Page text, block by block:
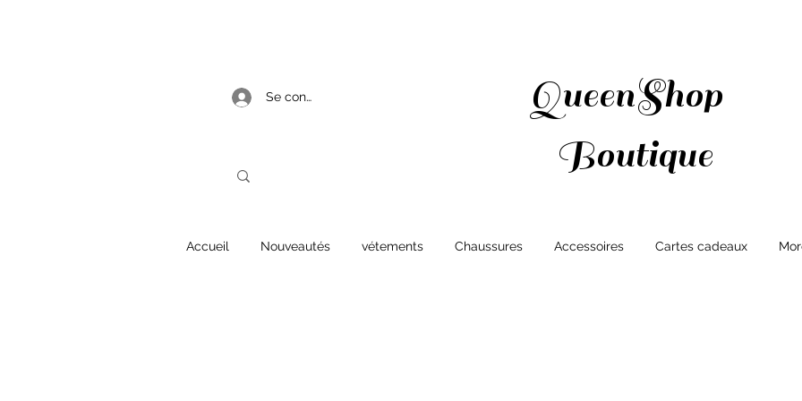
Se connecter
QueenShop
Boutique
Accueil Nouveautés vétements Chaussures Accessoires Cartes cadeaux